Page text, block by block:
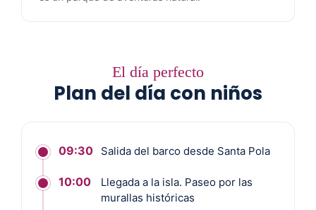
El día perfecto
Plan del día con niños
09:30 Salida del barco desde Santa Pola
10:00
Llegada a la isla. Paseo por las
murallas históricas